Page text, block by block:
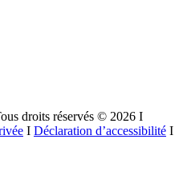
droits réservés © 2026 I
I Déclaration d’accessibilité I